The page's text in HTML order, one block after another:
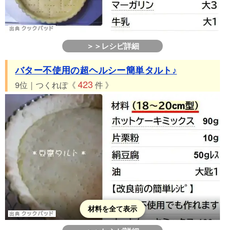
＞＞レシピ詳細
バター不使用の超ヘルシー簡単タルト♪
9位｜つくれぽ《 423 件 》
材料を全て表示